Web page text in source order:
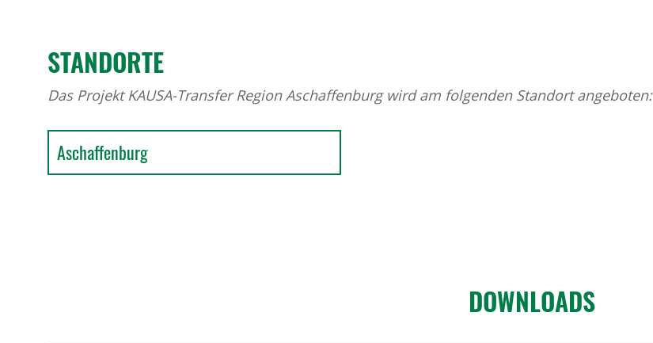
STAND­ORTE
Das Projekt KAUSA-Transfer Region Aschaffenburg wird am folgenden Standort angeboten:
Aschaffenburg
DOWN­LOADS